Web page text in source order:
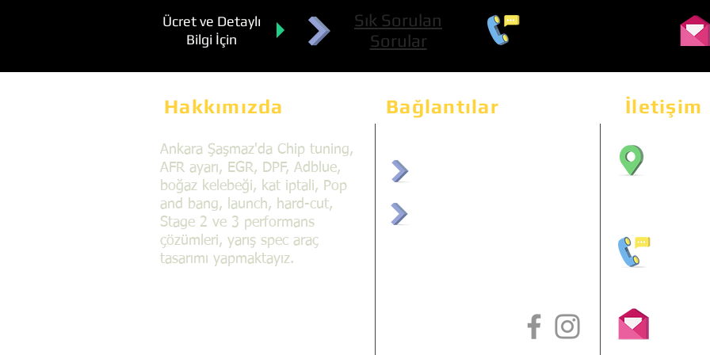
Ücret ve Detaylı
Bilgi İçin
Sık Sorulan
Sorular
Hakkımızda Bağlantılar İletişim
Ankara Şaşmaz'da Chip tuning,
AFR ayarı, EGR, DPF, Adblue,
boğaz kelebeği, kat iptali, Pop
and bang, launch, hard-cut,
Stage 2 ve 3 performans
çözümleri, yarış spec araç
tasarımı yapmaktayız.